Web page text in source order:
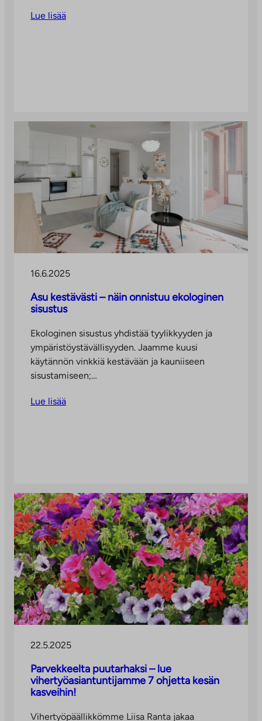
Lue lisää
16.6.2025
Asu kestävästi – näin onnistuu ekologinen
sisustus
Ekologinen sisustus yhdistää tyylikkyyden ja
ympäristöystävällisyyden. Jaamme kuusi
käytännön vinkkiä kestävään ja kauniiseen
sisustamiseen;…
Lue lisää
22.5.2025
Parvekkeelta puutarhaksi – lue
vihertyöasiantuntijamme 7 ohjetta kesän
kasveihin!
Vihertyöpäällikkömme Liisa Ranta jakaa